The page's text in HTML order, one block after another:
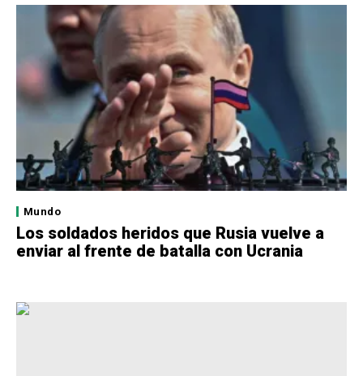
Mundo
Los soldados heridos que Rusia vuelve a
enviar al frente de batalla con Ucrania